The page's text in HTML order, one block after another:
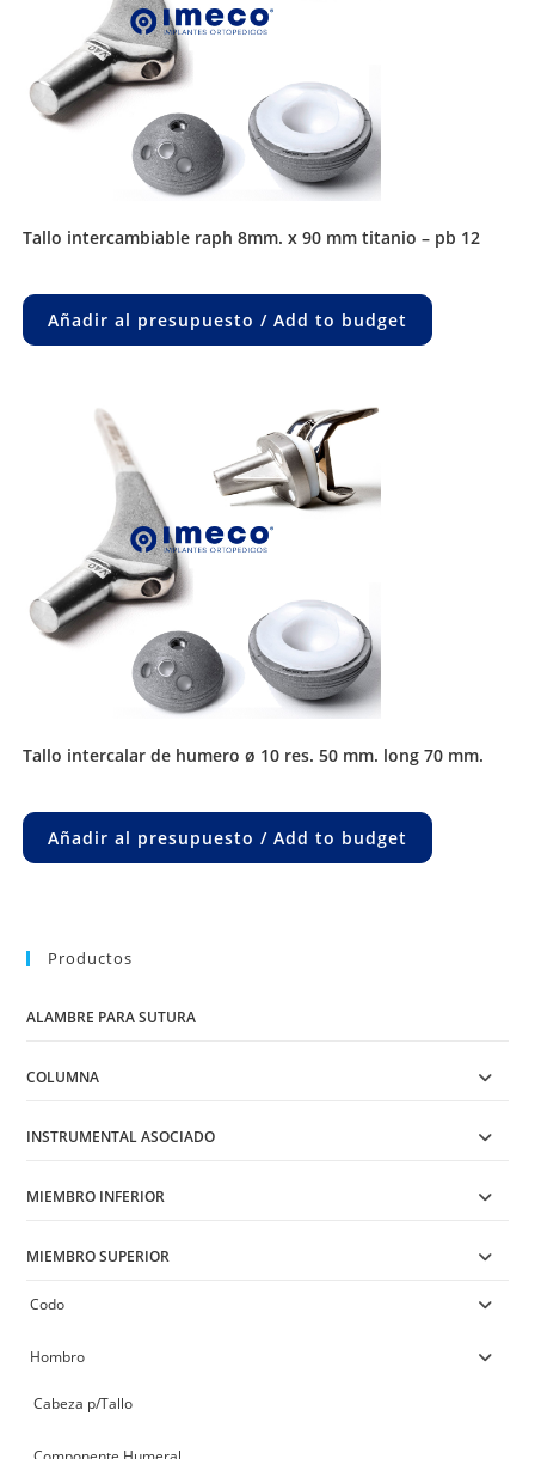
tallo intercambiable raph 8mm. x 90 mm titanio – pb 12
Añadir al presupuesto / Add to budget
tallo intercalar de humero ø 10 res. 50 mm. long 70 mm.
Añadir al presupuesto / Add to budget
Productos
ALAMBRE PARA SUTURA
COLUMNA
INSTRUMENTAL ASOCIADO
MIEMBRO INFERIOR
MIEMBRO SUPERIOR
Codo
Hombro
Cabeza p/Tallo